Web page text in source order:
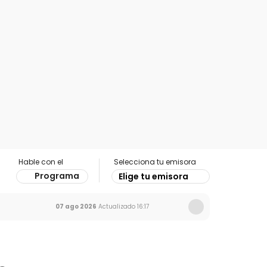
Hable con el
Programa
Selecciona tu emisora
Elige tu emisora
07 ago 2026 Actualizado 16:17